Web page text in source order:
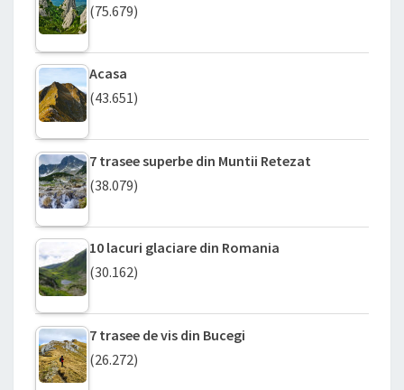
(75.679)
Acasa
(43.651)
7 trasee superbe din Muntii Retezat
(38.079)
10 lacuri glaciare din Romania
(30.162)
7 trasee de vis din Bucegi
(26.272)